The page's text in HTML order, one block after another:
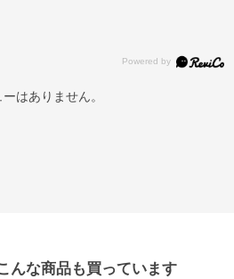
ーはありません。
んな商品も買っています